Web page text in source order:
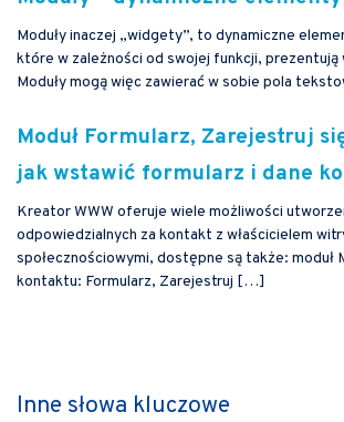
Moduły inaczej „widgety”, to dynamiczne
które w zależności od swojej funkcji, prezentują
Moduły mogą więc zawierać w sobie pola
Moduł Formularz, Zarejestruj
jak wstawić formularz i dane
Kreator WWW oferuje wiele możliwości
odpowiedzialnych za kontakt z właścicielem
społecznościowymi, dostępne są także: moduł
kontaktu: Formularz, Zarejestruj […]
Inne słowa kluczowe